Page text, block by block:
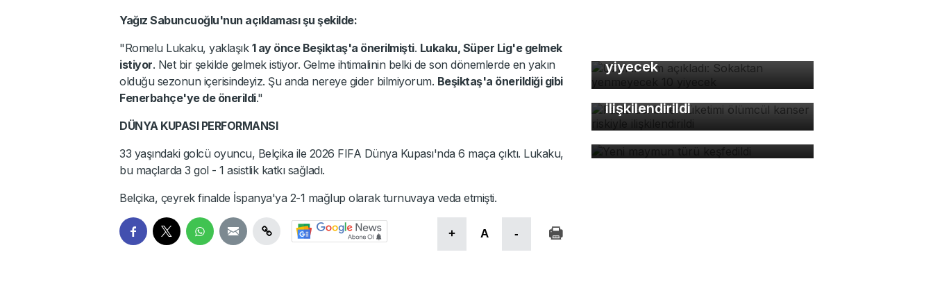
Yağız Sabuncuoğlu'nun açıklaması şu şekilde:
"Romelu Lukaku, yaklaşık 1 ay önce Beşiktaş'a önerilmişti. Lukaku, Süper Lig'e gelmek
istiyor. Net bir şekilde gelmek istiyor. Gelme ihtimalinin belki de son dönemlerde en yakın
olduğu sezonun içerisindeyiz. Şu anda nereye gider bilmiyorum. Beşiktaş'a önerildiği gibi
Fenerbahçe'ye de önerildi."
DÜNYA KUPASI PERFORMANSI
33 yaşındaki golcü oyuncu, Belçika ile 2026 FIFA Dünya Kupası'nda 6 maça çıktı. Lukaku,
bu maçlarda 3 gol - 1 asistlik katkı sağladı.
Belçika, çeyrek finalde İspanya'ya 2-1 mağlup olarak turnuvaya veda etmişti.
+ A -
yiyecek
Fazla acı biber tüketimi
ölümcül kanser riskiyle
ilişkilendirildi
Yeni maymun türü keşfedildi